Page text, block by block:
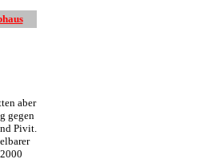
aber
gegen
Pivit.